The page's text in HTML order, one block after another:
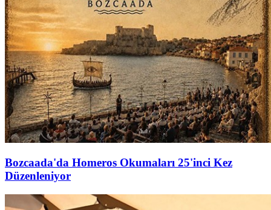
Bozcaada'da Homeros Okumaları 25'inci Kez
Düzenleniyor